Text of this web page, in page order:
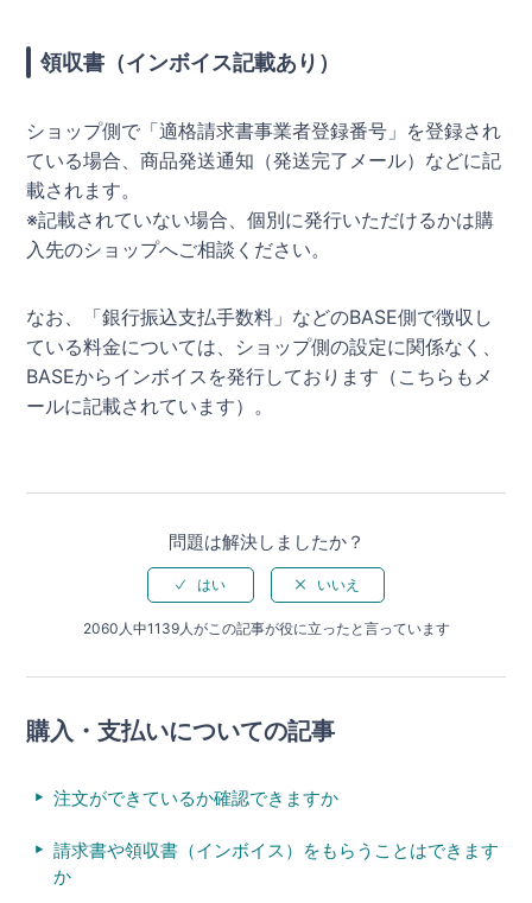
領収書（インボイス記載あり）
ショップ側で「適格請求書事業者登録番号」を登録され
ている場合、商品発送通知（発送完了メール）などに記
載されます。
※記載されていない場合、個別に発行いただけるかは購
入先のショップへご相談ください。
なお、「銀行振込支払手数料」などのBASE側で徴収し
ている料金については、ショップ側の設定に関係なく、
BASEからインボイスを発行しております（こちらもメ
ールに記載されています）。
問題は解決しましたか？
2060人中1139人がこの記事が役に立ったと言っています
購入・支払いについての記事
注文ができているか確認できますか
請求書や領収書（インボイス）をもらうことはできます
か